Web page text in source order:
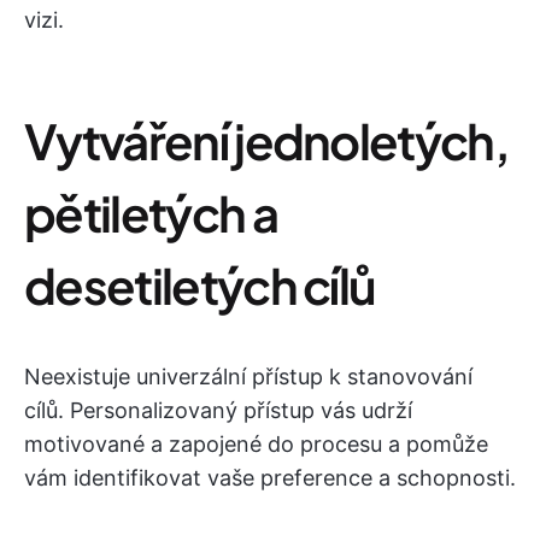
vizi.
Vytváření jednoletých,
pětiletých a
desetiletých cílů
Neexistuje univerzální přístup k stanovování
cílů. Personalizovaný přístup vás udrží
motivované a zapojené do procesu a pomůže
vám identifikovat vaše preference a schopnosti.